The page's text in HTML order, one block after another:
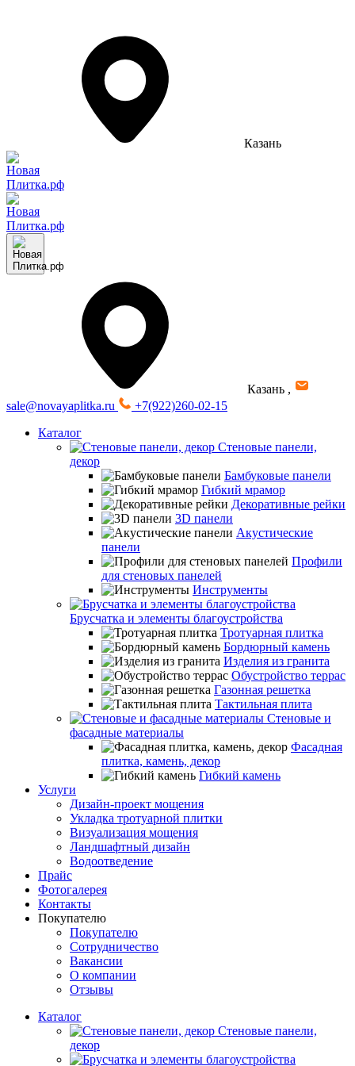
Казань
Казань ,
sale@novayaplitka.ru
+7(922)260-02-15
Каталог
Стеновые панели,
декор
Бамбуковые панели
Гибкий мрамор
Декоративные рейки
3D панели
Акустические
панели
Профили
для стеновых панелей
Инструменты
Брусчатка и элементы благоустройства
Тротуарная плитка
Бордюрный камень
Изделия из гранита
Обустройство террас
Газонная решетка
Тактильная плита
Стеновые и
фасадные материалы
Фасадная
плитка, камень, декор
Гибкий камень
Услуги
Дизайн-проект мощения
Укладка тротуарной плитки
Визуализация мощения
Ландшафтный дизайн
Водоотведение
Прайс
Фотогалерея
Контакты
Покупателю
Покупателю
Сотрудничество
Вакансии
О компании
Отзывы
Каталог
Стеновые панели,
декор